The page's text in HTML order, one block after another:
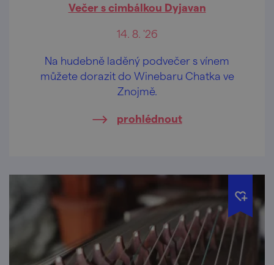
Večer s cimbálkou Dyjavan
14. 8. '26
Na hudebně laděný podvečer s vínem
můžete dorazit do Winebaru Chatka ve
Znojmě.
prohlédnout